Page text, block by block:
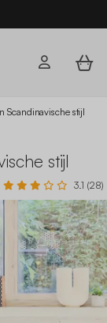
Scandinavische stijl
stijl
3.1 (28)